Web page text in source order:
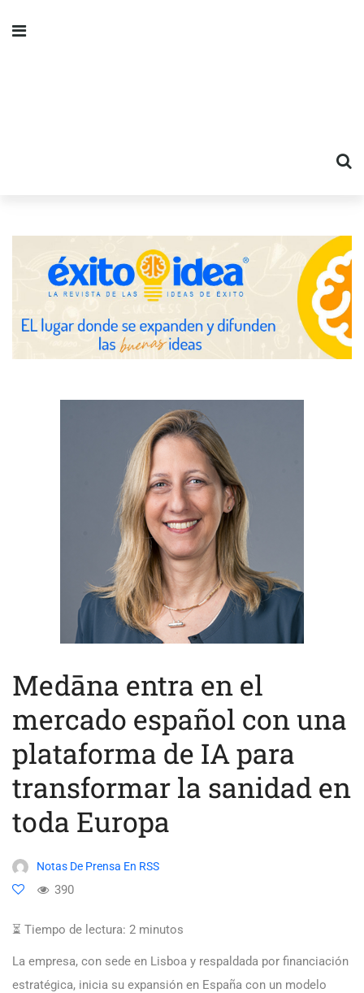
Medāna entra en el
mercado español con una
plataforma de IA para
transformar la sanidad en
toda Europa
Notas De Prensa En RSS
390
⏳ Tiempo de lectura: 2 minutos
La empresa, con sede en Lisboa y respaldada por financiación
estratégica, inicia su expansión en España con un modelo